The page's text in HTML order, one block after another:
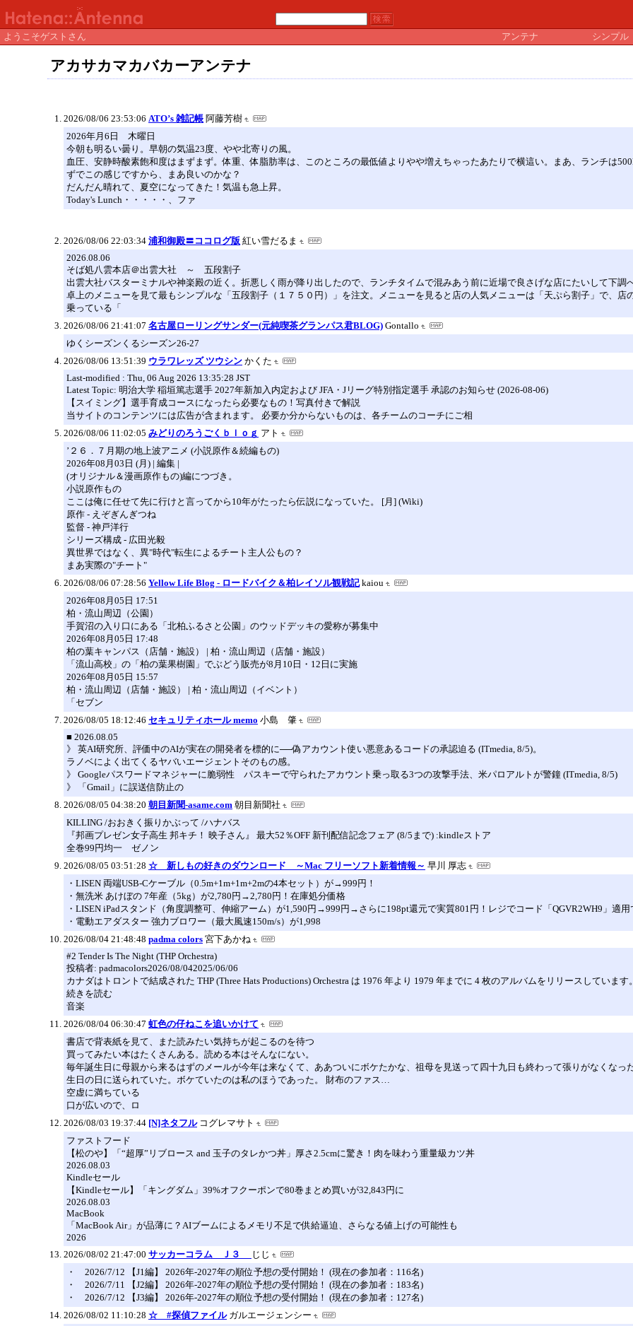
ようこそゲストさん アンテナ シンプル
アカサカマカバカーアンテナ
2026/08/06 23:53:06 ATO’s 雑記帳 阿藤芳樹
2026年月6日 木曜日
今朝も明るい曇り。早朝の気温23度、やや北寄りの風。
血圧、安静時酸素飽和度はまずまず。体重、体脂肪率は、このところの最低値よりやや増えちゃったあたりで横這い。まあ、ランチは
ずでこの感じですから、まあ良いのかな？
だんだん晴れて、夏空になってきた！気温も急上昇。
Today's Lunch・・・・・、ファ
2026/08/06 22:03:34 浦和御殿〓ココログ版 紅い雪だるま
2026.08.06
そば処八雲本店＠出雲大社 ～ 五段割子
出雲大社バスターミナルや神楽殿の近く。折悪しく雨が降り出したので、ランチタイムで混みあう前に近場で良さげな店にたいして下調
卓上のメニューを見て最もシンプルな「五段割子（１７５０円）」を注文。メニューを見ると店の人気メニューは「天ぷら割子」で、
乗っている「
2026/08/06 21:41:07 名古屋ローリングサンダー(元純喫茶グランパス君BLOG) Gontallo
ゆくシーズンくるシーズン26-27
2026/08/06 13:51:39 ウラワレッズ ツウシン かくた
Last-modified : Thu, 06 Aug 2026 13:35:28 JST
Latest Topic: 明治大学 稲垣篤志選手 2027年新加入内定および JFA・Jリーグ特別指定選手 承認のお知らせ (2026-08-06)
【スイミング】選手育成コースになったら必要なもの！写真付きで解説
当サイトのコンテンツには広告が含まれます。 必要か分からないものは、各チームのコーチにご相
2026/08/06 11:02:05 みどりのろうごくｂｌｏｇ アト
’２６．７月期の地上波アニメ (小説原作＆続編もの)
2026年08月03日 (月) | 編集 |
(オリジナル＆漫画原作もの)編につづき。
小説原作もの
ここは俺に任せて先に行けと言ってから10年がたったら伝説になっていた。 [月] (Wiki)
原作 - えぞぎんぎつね
監督 - 神戸洋行
シリーズ構成 - 広田光毅
異世界ではなく、異"時代"転生によるチート主人公もの？
まあ実際の"チート"
2026/08/06 07:28:56 Yellow Life Blog - ロードバイク＆柏レイソル観戦記 kaiou
2026年08月05日 17:51
柏・流山周辺（公園）
手賀沼の入り口にある「北柏ふるさと公園」のウッドデッキの愛称が募集中
2026年08月05日 17:48
柏の葉キャンパス（店舗・施設） | 柏・流山周辺（店舗・施設）
「流山高校」の「柏の葉果樹園」でぶどう販売が8月10日・12日に実施
2026年08月05日 15:57
柏・流山周辺（店舗・施設） | 柏・流山周辺（イベント）
「セブン
2026/08/05 18:12:46 セキュリティホール memo 小島 肇
■ 2026.08.05
》 英AI研究所、評価中のAIが実在の開発者を標的に──偽アカウント使い悪意あるコードの承認迫る (ITmedia, 8/5)。
ラノベによく出てくるヤバいエージェントそのもの感。
》 Googleパスワードマネジャーに脆弱性 パスキーで守られたアカウント乗っ取る3つの攻撃手法、米パロアルトが警鐘 (ITmedia, 8/5)
》 「Gmail」に誤送信防止の
2026/08/05 04:38:20 朝目新聞-asame.com 朝目新聞社
KILLING /おおきく振りかぶって /ハナバス
『邦画プレゼン女子高生 邦キチ！ 映子さん』 最大52％OFF 新刊配信記念フェア (8/5まで) :kindleストア
全巻99円均一 ゼノン
2026/08/05 03:51:28 ☆ 新しもの好きのダウンロード ～Mac フリーソフト新着情報～ 早川 厚志
・LISEN 両端USB-Cケーブル（0.5m+1m+1m+2mの4本セット）が→999円！
・無洗米 あけぼの 7年産（5kg）が2,780円→2,780円！在庫処分価格
・LISEN iPadスタンド（角度調整可、伸縮アーム）が1,590円→999円→さらに198pt還元で実質801円！レジでコード「QGVR2WH9」適用
・電動エアダスター 強力ブロワー（最大風速150m/s）が1,998
2026/08/04 21:48:48 padma colors 宮下あかね
#2 Tender Is The Night (THP Orchestra)
投稿者: padmacolors2026/08/042025/06/06
カナダはトロントで結成された THP (Three Hats Productions) Orchestra は 1976 年より 1979 年までに 4 枚のアルバムをリリースしていま
続きを読む
音楽
2026/08/04 06:30:47 虹色の仔ねこを追いかけて
書店で背表紙を見て、また読みたい気持ちが起こるのを待つ
買ってみたい本はたくさんある。読める本はそんなにない。
毎年誕生日に母親から来るはずのメールが今年は来なくて、ああついにボケたかな、祖母を見送って四十九日も終わって張りがなくな
生日の日に送られていた。ボケていたのは私のほうであった。 財布のファス…
空虚に満ちている
口が広いので、ロ
2026/08/03 19:37:44 [N]ネタフル コグレマサト
ファストフード
【松のや】「“超厚”リブロース and 玉子のタレかつ丼」厚さ2.5cmに驚き！肉を味わう重量級カツ丼
2026.08.03
Kindleセール
【Kindleセール】「キングダム」39%オフクーポンで80巻まとめ買いが32,843円に
2026.08.03
MacBook
「MacBook Air」が品薄に？AIブームによるメモリ不足で供給逼迫、さらなる値上げの可能性も
2026
2026/08/02 21:47:00 サッカーコラム Ｊ３
じじ
・ 2026/7/12 【J1編】 2026年-2027年の順位予想の受付開始！ (現在の参加者：116名)
・ 2026/7/11 【J2編】 2026年-2027年の順位予想の受付開始！ (現在の参加者：183名)
・ 2026/7/12 【J3編】 2026年-2027年の順位予想の受付開始！ (現在の参加者：127名)
2026/08/02 11:10:28 ☆ #探偵ファイル ガルエージェンシー